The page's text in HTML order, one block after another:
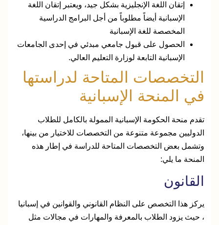
إتقان اللغة الإنجليزية بشكل جيد، ويعتبر إتقان اللغة
الإسبانية أيضاً مطلوباً من أجل البرامج الدراسية
المخصصة للغة الإسبانية
الحصول على قبول جامعي مبدئي في إحدى الجامعات
الإسبانية التابعة لوزارة التعليم العالي.
التخصصات المتاحة لدراستها
في المنحة الإسبانية
تقدم منحة الحكومة الإسبانية الممولة بالكامل للطلاب
الدوليين مجموعة متنوعة من التخصصات للاختيار من بينها،
وتشمل بعض التخصصات المتاحة للدراسة في إطار هذه
المنحة ما يلي:
القانون
يركز هذا التخصص على النظام القانوني والقوانين في إسبانيا
، حيث يزود الطلاب بالمعرفة والمهارات في مجالات مثل